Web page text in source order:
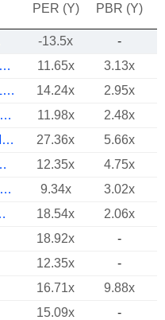
PER (Y)
PBR (Y)
-13.5x
-
NEWMONT CORPORATION
11.65x
3.13x
AGNICO EAGLE MINES LIMITED
14.24x
2.95x
BARRICK MINING CORPORATION
11.98x
2.48x
WHEATON PRECIOUS METALS CORP.
27.36x
5.66x
PLC
12.35x
4.75x
KINROSS GOLD CORPORATION
9.34x
3.02x
LIMITED
18.54x
2.06x
18.92x
-
12.35x
-
16.71x
9.88x
15.09x
-